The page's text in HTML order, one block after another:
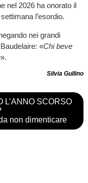
nel 2026 ha onorato il
l’esordio.
nei grandi
«Chi beve
».
Silvia Gullino
L’ANNO SCORSO
non dimenticare